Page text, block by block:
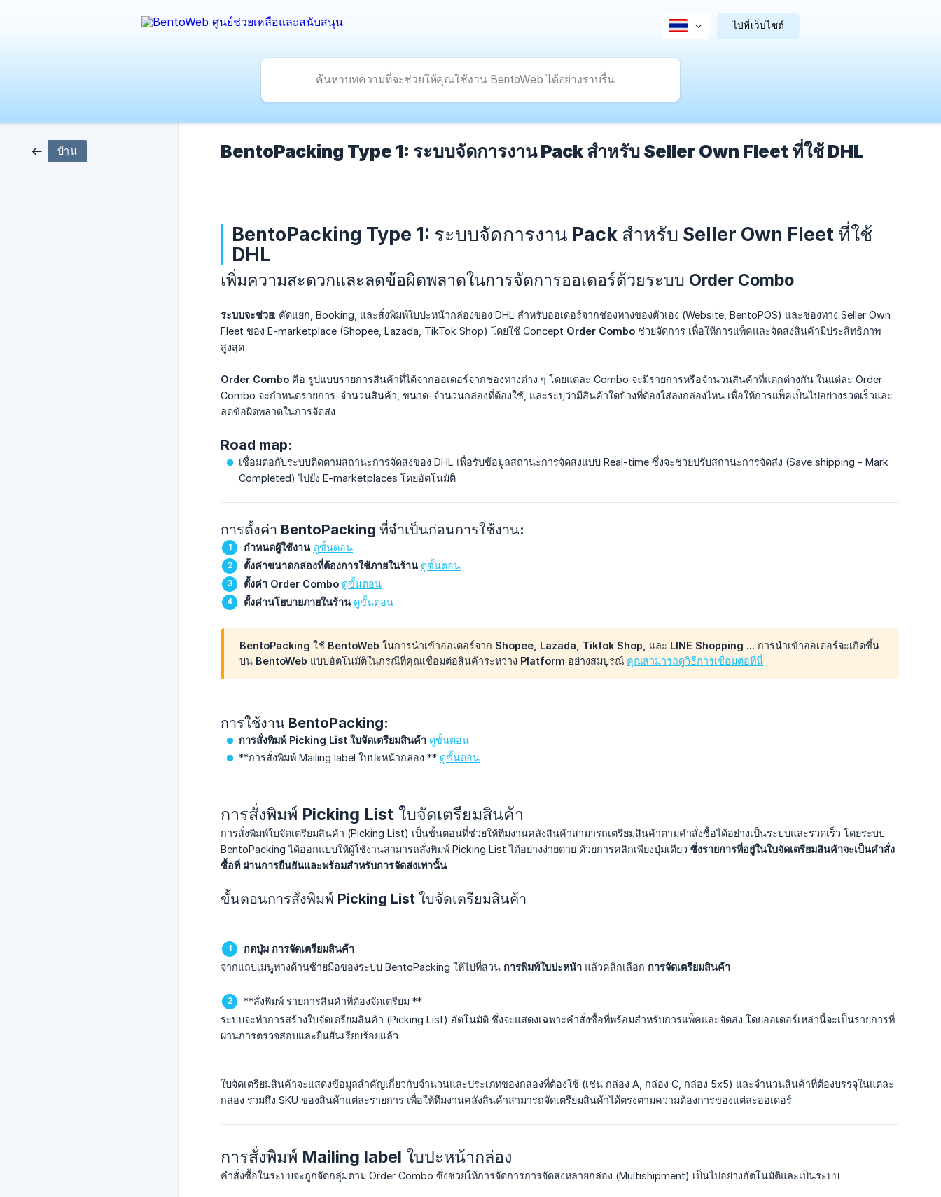
ไปที่เว็บไซต์
บ้าน BentoPacking Type 1: ระบบจัดการงาน Pack สำหรับ Seller Own Fleet ที่ใช้ DHL
BentoPacking Type 1: ระบบจัดการงาน Pack สำหรับ Seller Own Fleet ที่ใช้
DHL
เพิ่มความสะดวกและลดข้อผิดพลาดในการจัดการออเดอร์ด้วยระบบ Order Combo
ระบบจะช่วย: คัดแยก, Booking, และสั่งพิมพ์ใบปะหน้ากล่องของ DHL สำหรับออเดอร์จากช่องทางของตัวเอง (Website, BentoPOS) และช่องทาง Seller Own
Fleet ของ E-marketplace (Shopee, Lazada, TikTok Shop) โดยใช้ Concept Order Combo ช่วยจัดการ เพื่อให้การแพ็คและจัดส่งสินค้ามีประสิทธิภาพ
สูงสุด
Order Combo คือ รูปแบบรายการสินค้าที่ได้จากออเดอร์จากช่องทางต่าง ๆ โดยแต่ละ Combo จะมีรายการหรือจำนวนสินค้าที่แตกต่างกัน ในแต่ละ Order
Combo จะกำหนดรายการ-จำนวนสินค้า, ขนาด-จำนวนกล่องที่ต้องใช้, และระบุว่ามีสินค้าใดบ้างที่ต้องใส่ลงกล่องไหน เพื่อให้การแพ็คเป็นไปอย่างรวดเร็วและ
ลดข้อผิดพลาดในการจัดส่ง
Road map:
เชื่อมต่อกับระบบติดตามสถานะการจัดส่งของ DHL เพื่อรับข้อมูลสถานะการจัดส่งแบบ Real-time ซึ่งจะช่วยปรับสถานะการจัดส่ง (Save shipping - Mark
Completed) ไปยัง E-marketplaces โดยอัตโนมัติ
การตั้งค่า BentoPacking ที่จำเป็นก่อนการใช้งาน:
กำหนดผู้ใช้งาน ดูขั้นตอน
ตั้งค่าขนาดกล่องที่ต้องการใช้ภายในร้าน ดูขั้นตอน
ตั้งค่า Order Combo ดูขั้นตอน
ตั้งค่านโยบายภายในร้าน ดูขั้นตอน
BentoPacking ใช้ BentoWeb ในการนำเข้าออเดอร์จาก Shopee, Lazada, Tiktok Shop, และ LINE Shopping ... การนำเข้าออเดอร์จะเกิดขึ้น
บน BentoWeb แบบอัตโนมัติในกรณีที่คุณเชื่อมต่อสินค้าระหว่าง Platform อย่างสมบูรณ์ คุณสามารถดูวิธีการเชื่อมต่อที่นี่
การใช้งาน BentoPacking:
การสั่งพิมพ์ Picking List ใบจัดเตรียมสินค้า ดูขั้นตอน
**การสั่งพิมพ์ Mailing label ใบปะหน้ากล่อง ** ดูขั้นตอน
การสั่งพิมพ์ Picking List ใบจัดเตรียมสินค้า
การสั่งพิมพ์ใบจัดเตรียมสินค้า (Picking List) เป็นขั้นตอนที่ช่วยให้ทีมงานคลังสินค้าสามารถเตรียมสินค้าตามคำสั่งซื้อได้อย่างเป็นระบบและรวดเร็ว โดยระบบ
BentoPacking ได้ออกแบบให้ผู้ใช้งานสามารถสั่งพิมพ์ Picking List ได้อย่างง่ายดาย ด้วยการคลิกเพียงปุ่มเดียว ซึ่งรายการที่อยู่ในใบจัดเตรียมสินค้าจะเป็นคำสั่ง
ซื้อที่ ผ่านการยืนยันและพร้อมสำหรับการจัดส่งเท่านั้น
ขั้นตอนการสั่งพิมพ์ Picking List ใบจัดเตรียมสินค้า
กดปุ่ม การจัดเตรียมสินค้า
จากแถบเมนูทางด้านซ้ายมือของระบบ BentoPacking ให้ไปที่ส่วน การพิมพ์ใบปะหน้า แล้วคลิกเลือก การจัดเตรียมสินค้า
**สั่งพิมพ์ รายการสินค้าที่ต้องจัดเตรียม **
ระบบจะทำการสร้างใบจัดเตรียมสินค้า (Picking List) อัตโนมัติ ซึ่งจะแสดงเฉพาะคำสั่งซื้อที่พร้อมสำหรับการแพ็คและจัดส่ง โดยออเดอร์เหล่านี้จะเป็นรายการที่
ผ่านการตรวจสอบและยืนยันเรียบร้อยแล้ว
ใบจัดเตรียมสินค้าจะแสดงข้อมูลสำคัญเกี่ยวกับจำนวนและประเภทของกล่องที่ต้องใช้ (เช่น กล่อง A, กล่อง C, กล่อง 5x5) และจำนวนสินค้าที่ต้องบรรจุในแต่ละ
กล่อง รวมถึง SKU ของสินค้าแต่ละรายการ เพื่อให้ทีมงานคลังสินค้าสามารถจัดเตรียมสินค้าได้ตรงตามความต้องการของแต่ละออเดอร์
การสั่งพิมพ์ Mailing label ใบปะหน้ากล่อง
คำสั่งซื้อในระบบจะถูกจัดกลุ่มตาม Order Combo ซึ่งช่วยให้การจัดการการจัดส่งหลายกล่อง (Multishipment) เป็นไปอย่างอัตโนมัติและเป็นระบบ